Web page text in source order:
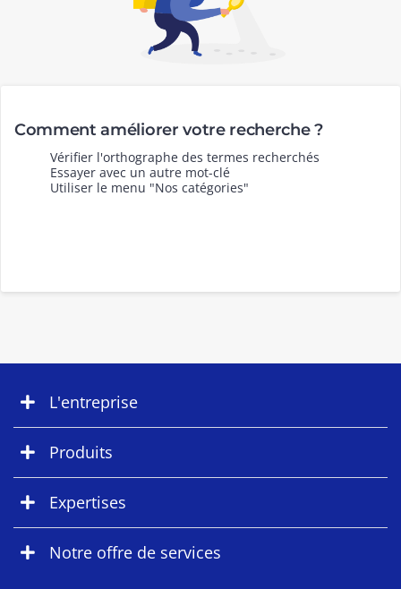
Comment améliorer votre recherche ?
Vérifier l'orthographe des termes recherchés
Essayer avec un autre mot-clé
Utiliser le menu "Nos catégories"
L'entreprise
Produits
Expertises
Notre offre de services